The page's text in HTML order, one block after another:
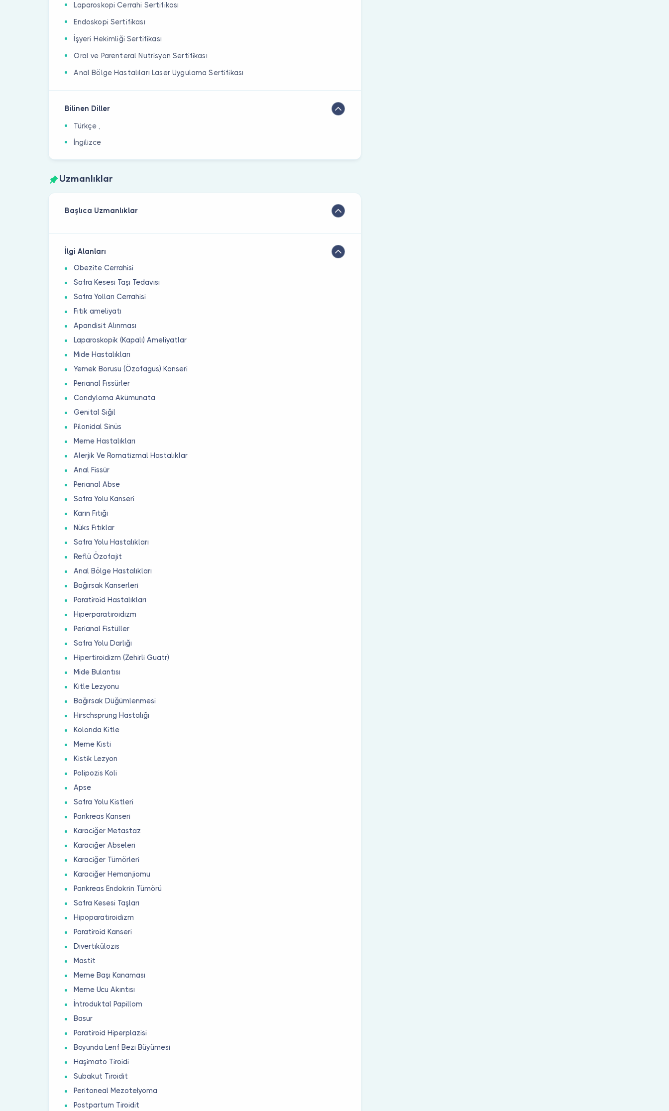
Laparoskopi Cerrahi Sertifikası
Endoskopi Sertifikası
İşyeri Hekimliği Sertifikası
Oral ve Parenteral Nutrisyon Sertifikası
Anal Bölge Hastalıları Laser Uygulama Sertifikası
Bilinen Diller
Türkçe ,
İngilizce
Uzmanlıklar
Başlıca Uzmanlıklar
İlgi Alanları
Obezite Cerrahisi
Safra Kesesi Taşı Tedavisi
Safra Yolları Cerrahisi
Fıtık ameliyatı
Apandisit Alınması
Laparoskopik (Kapalı) Ameliyatlar
Mide Hastalıkları
Yemek Borusu (Özofagus) Kanseri
Perianal Fissürler
Condyloma Akümunata
Genital Siğil
Pilonidal Sinüs
Meme Hastalıkları
Alerjik Ve Romatizmal Hastalıklar
Anal Fissür
Perianal Abse
Safra Yolu Kanseri
Karın Fıtığı
Nüks Fıtıklar
Safra Yolu Hastalıkları
Reflü Özofajit
Anal Bölge Hastalıkları
Bağırsak Kanserleri
Paratiroid Hastalıkları
Hiperparatiroidizm
Perianal Fistüller
Safra Yolu Darlığı
Hipertiroidizm (Zehirli Guatr)
Mide Bulantısı
Kitle Lezyonu
Bağırsak Düğümlenmesi
Hirschsprung Hastalığı
Kolonda Kitle
Meme Kisti
Kistik Lezyon
Polipozis Koli
Apse
Safra Yolu Kistleri
Pankreas Kanseri
Karaciğer Metastaz
Karaciğer Abseleri
Karaciğer Tümörleri
Karaciğer Hemanjiomu
Pankreas Endokrin Tümörü
Safra Kesesi Taşları
Hipoparatiroidizm
Paratiroid Kanseri
Divertikülozis
Mastit
Meme Başı Kanaması
Meme Ucu Akıntısı
İntroduktal Papillom
Basur
Paratiroid Hiperplazisi
Boyunda Lenf Bezi Büyümesi
Haşimato Tiroidi
Subakut Tiroidit
Peritoneal Mezotelyoma
Postpartum Tiroidit